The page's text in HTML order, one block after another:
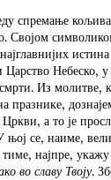
спремање
Својом
Небеско, у
Из молитве,
празнике,
а то је
се, наиме,
најпре, укажу
во славу Твоју.